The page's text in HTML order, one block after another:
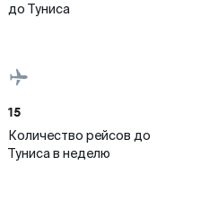
до Туниса
15
Количество рейсов до
Туниса в неделю